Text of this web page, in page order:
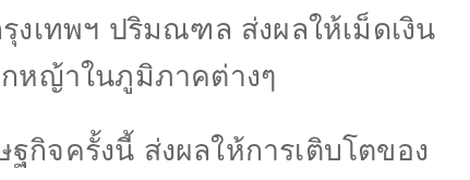
งเทพฯ ปริมณฑล ส่งผลให้เม็ดเงิน
หญ้าในภูมิภาคต่างๆ
จครั้งนี้ ส่งผลให้การเติบโตของ